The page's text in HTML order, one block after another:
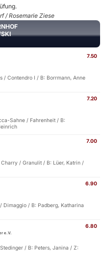
/ Rosemarie Ziese
7.50
/ Contendro I / B: Borrmann, Anne
7.20
Sahne / Fahrenheit / B:
7.00
/ Granulit / B: Lüer, Katrin /
6.90
/ B: Padberg, Katharina
6.80
e.V.
/ B: Peters, Janina / Z: